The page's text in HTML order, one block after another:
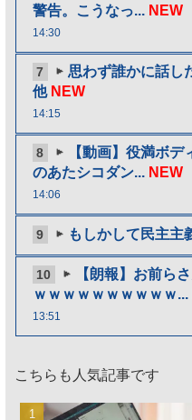
警告。こうなっ... NEW
14:30
7
思わず誰かに話し
他 NEW
14:15
8
【動画】役満ボ
のあたシコダン... NEW
14:06
9 もしかして民主
10
【朗報】お前ら
ｗｗｗｗｗｗｗｗｗｗ...
13:51
こちらも人気記事です